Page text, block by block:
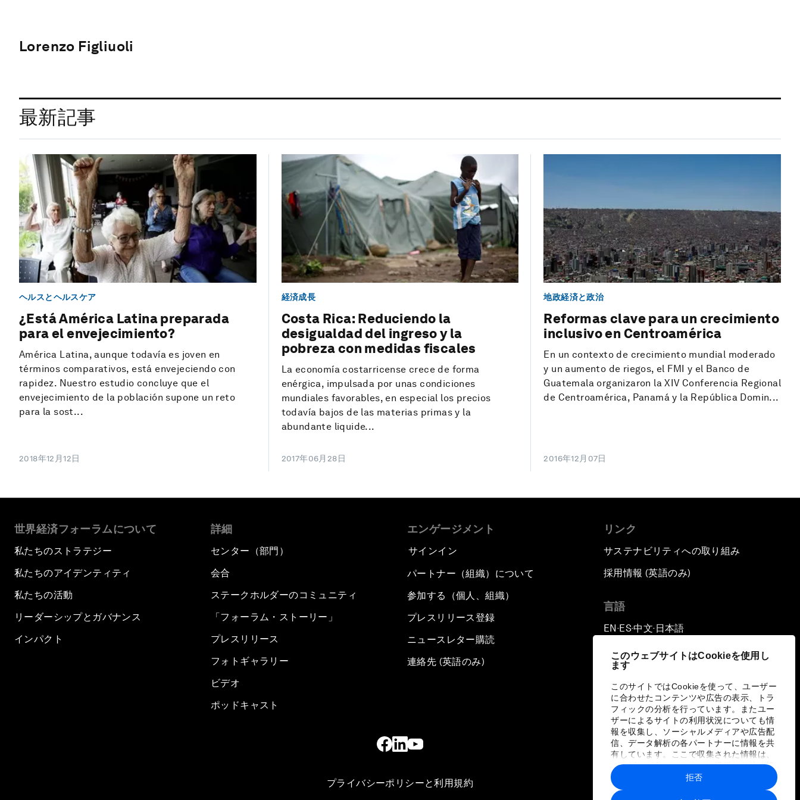
このウェブサイトはCookieを使用し
ます
このサイトではCookieを使って、ユーザー
に合わせたコンテンツや広告の表示、トラ
フィックの分析を行っています。またユー
ザーによるサイトの利用状況についても情
報を収集し、ソーシャルメディアや広告配
信、データ解析の各パートナーに情報を共
有しています。ここで収集された情報は、
ユーザーが各パートナーに提供した他の情
報や各パートナーのサービスを使用した際
に収集された情報と組み合わされ、各パー
拒否
Lorenzo Figliuoli
最新記事
ヘルスとヘルスケア
¿Está América Latina preparada
para el envejecimiento?
América Latina, aunque todavía es joven en
términos comparativos, está envejeciendo con
rapidez. Nuestro estudio concluye que el
envejecimiento de la población supone un reto
para la sost...
2018年12月12日
経済成長
Costa Rica: Reduciendo la
desigualdad del ingreso y la
pobreza con medidas fiscales
La economía costarricense crece de forma
enérgica, impulsada por unas condiciones
mundiales favorables, en especial los precios
todavía bajos de las materias primas y la
abundante liquide...
2017年06月28日
地政経済と政治
Reformas clave para un crecimiento
inclusivo en Centroamérica
En un contexto de crecimiento mundial moderado
y un aumento de riegos, el FMI y el Banco de
Guatemala organizaron la XIV Conferencia Regional
de Centroamérica, Panamá y la República Domin...
2016年12月07日
世界経済フォーラムについて
私たちのストラテジー
私たちのアイデンティティ
私たちの活動
リーダーシップとガバナンス
インパクト
詳細
センター（部門）
会合
ステークホルダーのコミュニティ
「フォーラム・ストーリー」
プレスリリース
フォトギャラリー
ビデオ
ポッドキャスト
エンゲージメント
サインイン
パートナー（組織）について
参加する（個人、組織）
プレスリリース登録
ニュースレター購読
連絡先 (英語のみ)
リンク
サステナビリティへの取り組み
採用情報 (英語のみ)
言語
EN ▪ ES▪中文▪ 日本語
プライバシーポリシーと利用規約